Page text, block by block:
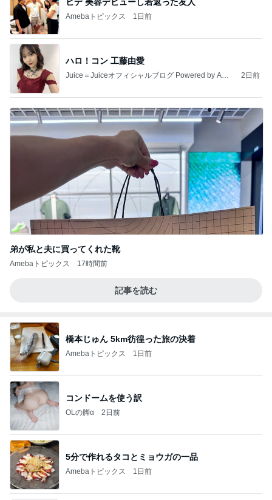
ヒデ 美容デビューし若返った友人
Amebaトピックス 1日前
ハロ！コン 工藤由愛
Juice＝Juiceオフィシャルブログ Powered by Ame
2日前
弟が私と夫に買ってくれた靴
Amebaトピックス 17時間前
記事を読む
橋本じゅん 5km彷徨った旅の決着
Amebaトピックス 1日前
コンドームを使う訳
OLの脚α 2日前
5分で作れるタコとミョウガの一品
Amebaトピックス 1日前